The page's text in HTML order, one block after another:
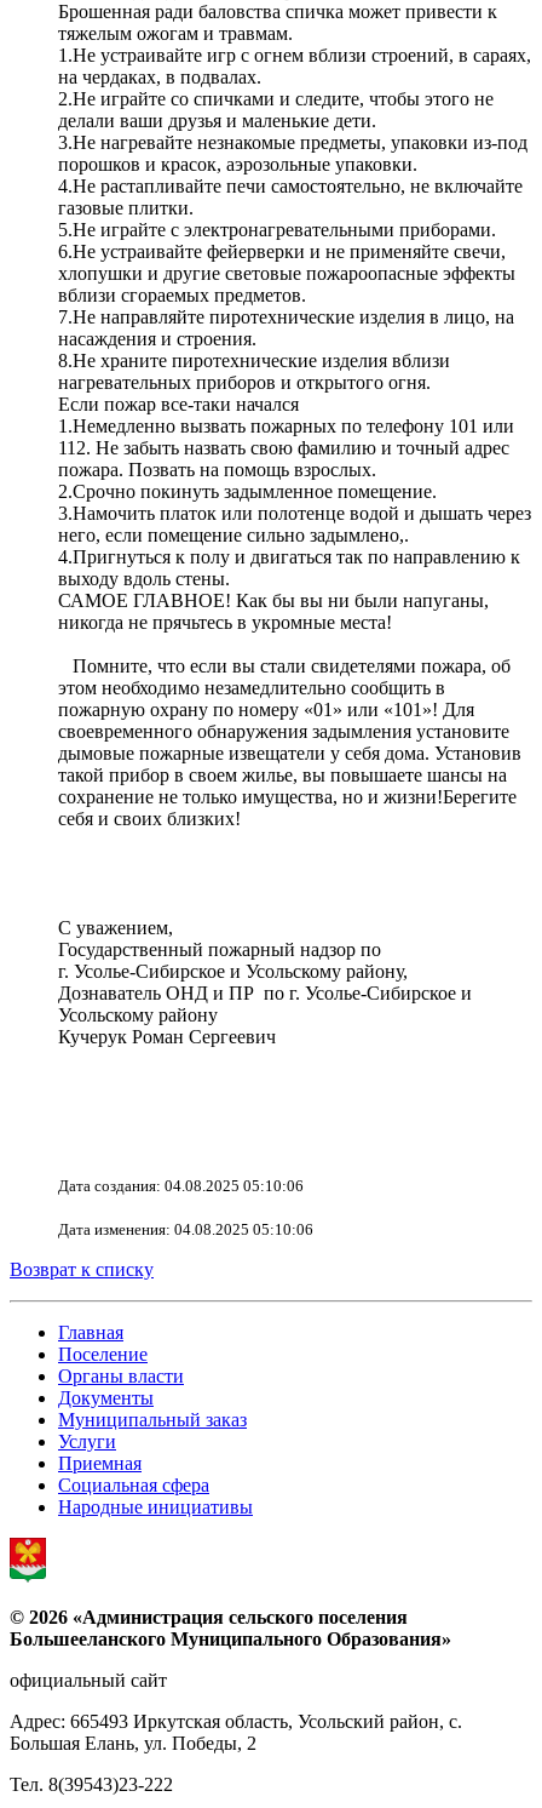
Брошенная ради баловства спичка может привести к
тяжелым ожогам и травмам.
1.Не устраивайте игр с огнем вблизи строений, в сараях,
на чердаках, в подвалах.
2.Не играйте со спичками и следите, чтобы этого не
делали ваши друзья и маленькие дети.
3.Не нагревайте незнакомые предметы, упаковки из-под
порошков и красок, аэрозольные упаковки.
4.Не растапливайте печи самостоятельно, не включайте
газовые плитки.
5.Не играйте с электронагревательными приборами.
6.Не устраивайте фейерверки и не применяйте свечи,
хлопушки и другие световые пожароопасные эффекты
вблизи сгораемых предметов.
7.Не направляйте пиротехнические изделия в лицо, на
насаждения и строения.
8.Не храните пиротехнические изделия вблизи
нагревательных приборов и открытого огня.
Если пожар все-таки начался
1.Немедленно вызвать пожарных по телефону 101 или
112. Не забыть назвать свою фамилию и точный адрес
пожара. Позвать на помощь взрослых.
2.Срочно покинуть задымленное помещение.
3.Намочить платок или полотенце водой и дышать через
него, если помещение сильно задымлено,.
4.Пригнуться к полу и двигаться так по направлению к
выходу вдоль стены.
САМОЕ ГЛАВНОЕ! Как бы вы ни были напуганы,
никогда не прячьтесь в укромные места!
Помните, что если вы стали свидетелями пожара, об
этом необходимо незамедлительно сообщить в
пожарную охрану по номеру «01» или «101»! Для
своевременного обнаружения задымления установите
дымовые пожарные извещатели у себя дома. Установив
такой прибор в своем жилье, вы повышаете шансы на
сохранение не только имущества, но и жизни!Берегите
себя и своих близких!
С уважением,
Государственный пожарный надзор по
г. Усолье-Сибирское и Усольскому району,
Дознаватель ОНД и ПР по г. Усолье-Сибирское и
Усольскому району
Кучерук Роман Сергеевич
Дата создания: 04.08.2025 05:10:06
Дата изменения: 04.08.2025 05:10:06
Возврат к списку
Главная
Поселение
Органы власти
Документы
Муниципальный заказ
Услуги
Приемная
Социальная сфера
Народные инициативы
© 2026 «Администрация сельского поселения
Большееланского Муниципального Образования»
официальный сайт
Адрес: 665493 Иркутская область, Усольский район, с.
Большая Елань, ул. Победы, 2
Тел. 8(39543)23-222